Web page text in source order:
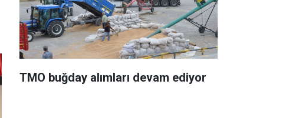
TMO buğday alımları devam ediyor